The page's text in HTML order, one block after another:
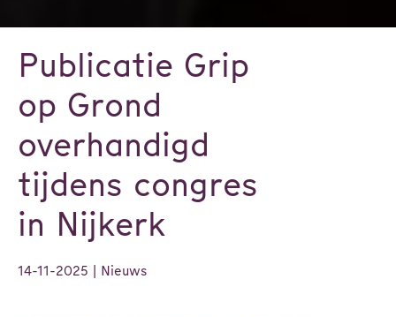
Publicatie Grip
op Grond
overhandigd
tijdens congres
in Nijkerk
14-11-2025 | Nieuws